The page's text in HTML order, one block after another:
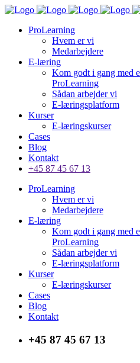
ProLearning
Hvem er vi
Medarbejdere
E-læring
Kom godt i gang med
ProLearning
Sådan arbejder vi
E-læringsplatform
Kurser
E-læringskurser
Cases
Blog
Kontakt
+45 87 45 67 13
ProLearning
Hvem er vi
Medarbejdere
E-læring
Kom godt i gang med
ProLearning
Sådan arbejder vi
E-læringsplatform
Kurser
E-læringskurser
Cases
Blog
Kontakt
+45 87 45 67 13